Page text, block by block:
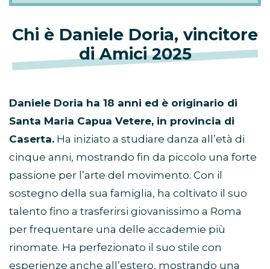
Chi è Daniele Doria, vincitore
di Amici 2025
Daniele Doria ha 18 anni ed è originario di
Santa Maria Capua Vetere, in provincia di
Caserta. Ha iniziato a studiare danza all’età di
cinque anni, mostrando fin da piccolo una forte
passione per l’arte del movimento. Con il
sostegno della sua famiglia, ha coltivato il suo
talento fino a trasferirsi giovanissimo a Roma
per frequentare una delle accademie più
rinomate. Ha perfezionato il suo stile con
esperienze anche all’estero, mostrando una